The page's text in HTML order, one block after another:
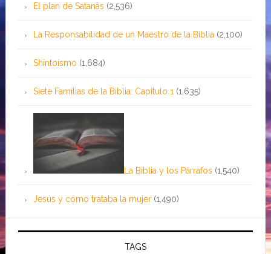
El plan de Satanás (2,536)
La Responsabilidad de un Maestro de la Biblia (2,100)
Shintoísmo (1,684)
Siete Familias de la Biblia: Capítulo 1 (1,635)
La Biblia y los Párrafos (1,540)
Jesús y cómo trataba la mujer (1,490)
TAGS